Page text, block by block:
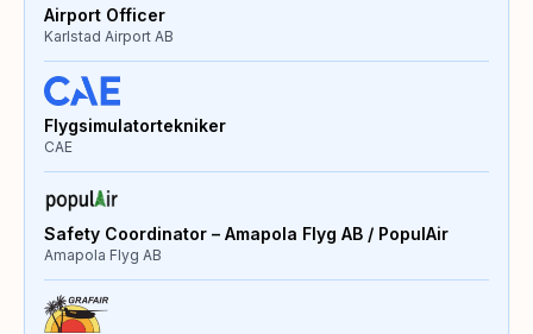
Airport Officer
Karlstad Airport AB
Flygsimulatortekniker
CAE
Safety Coordinator – Amapola Flyg AB / PopulAir
Amapola Flyg AB